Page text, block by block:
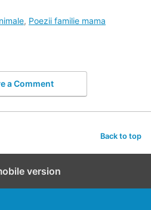
, Poezii familie mama
a Comment
Back to top
version